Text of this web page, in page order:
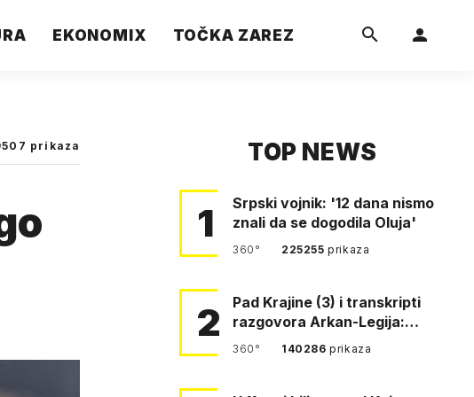
EKONOMIX TOČKA ZAREZ
prikaza TOP NEWS
1
Srpski vojnik: '12 dana nismo
znali da se dogodila Oluja'
360° 225255prikaza
2
Pad Krajine (3) i transkripti
razgovora Arkan-Legija:
'Čujem, prelazite ustašam…
360° 140286prikaza